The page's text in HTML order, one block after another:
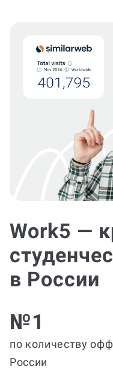
Work5 —
в России
№1
по количеству
России